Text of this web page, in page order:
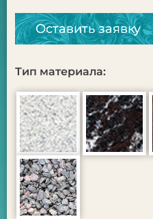
Оставить заявку
Тип материала: